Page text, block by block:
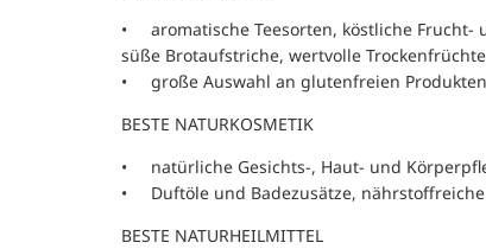
• aromatische Teesorten, köstliche Frucht-
süße Brotaufstriche, wertvolle
• große Auswahl an glutenfreien Produkten
BESTE NATURKOSMETIK
• natürliche Gesichts-, Haut- und
• Duftöle und Badezusätze,
BESTE NATURHEILMITTEL